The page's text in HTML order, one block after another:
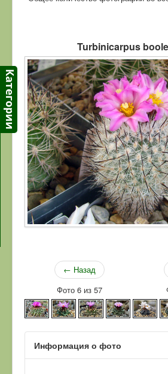
Отзывы
Ссылки
Контакты
Turbinicarpus
← Назад
Фото 6 из 57
Информация о фото